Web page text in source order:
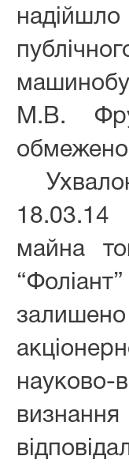
М.В.
18.03.14
майна
науково-